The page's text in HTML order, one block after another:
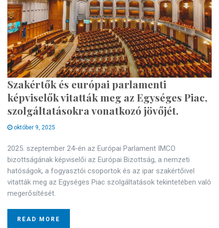
Szakértők és európai parlamenti
képviselők vitatták meg az Egységes Piac,
szolgáltatásokra vonatkozó jövőjét.
október 9, 2025
2025. szeptember 24-én az Európai Parlament IMCO
bizottságának képviselői az Európai Bizottság, a nemzeti
hatóságok, a fogyasztói csoportok és az ipar szakértőivel
vitatták meg az Egységes Piac szolgáltatások tekintetében való
megerősítését.
READ MORE